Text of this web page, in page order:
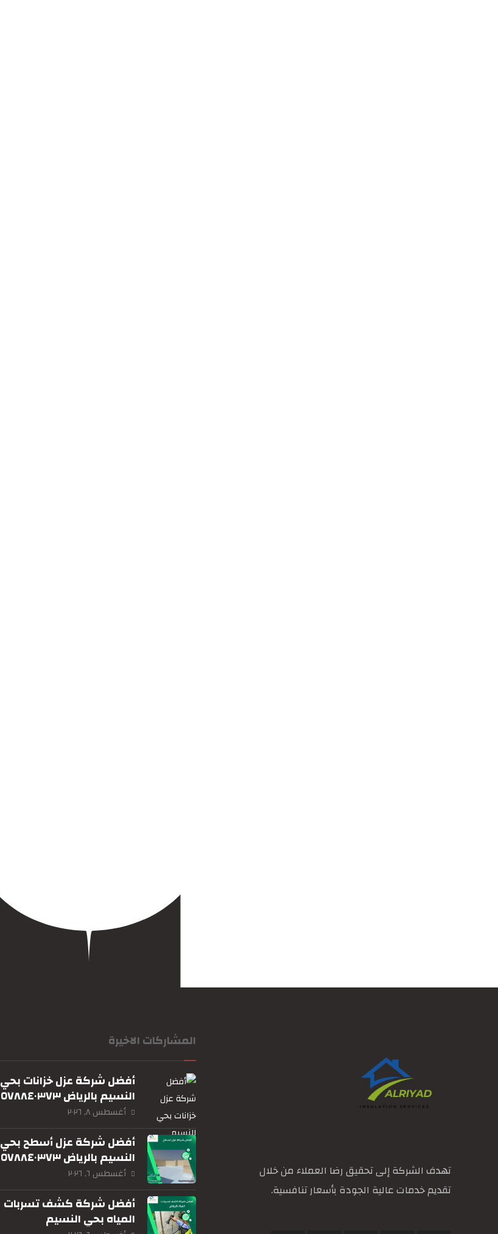
تهدف الشركة إلى تحقيق رضا العملاء من خلال
تقديم خدمات عالية الجودة بأسعار تنافسية.
المشاركات الاخيرة
أفضل شركة عزل خزانات بحي
النسيم بالرياض ٠٥٧٨٨٤٠٣٧٣
أغسطس ٨, ٢٠٢٦
أفضل شركة عزل أسطح بحي
النسيم بالرياض ٠٥٧٨٨٤٠٣٧٣
أغسطس ٦, ٢٠٢٦
أفضل شركة كشف تسربات
المياه بحي النسيم